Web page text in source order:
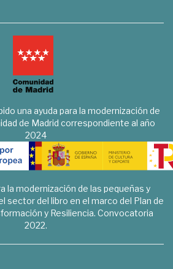
una ayuda para la modernización de
de Madrid correspondiente al año
2024
la modernización de las pequeñas y
sector del libro en el marco del Plan de
y Resiliencia. Convocatoria
2022.